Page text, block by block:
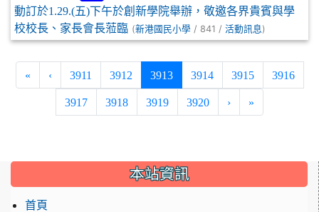
動訂於1.29.(五)下午於創新學院舉辦，敬邀各界貴賓與學
校校長、家長會長蒞臨 (新港國民小學 / 841 / 活動訊息 )
« ‹ 3911 3912 3913(current)
3914 3915 3916
3917 3918 3919 3920 › »
::: 本站資訊
首頁